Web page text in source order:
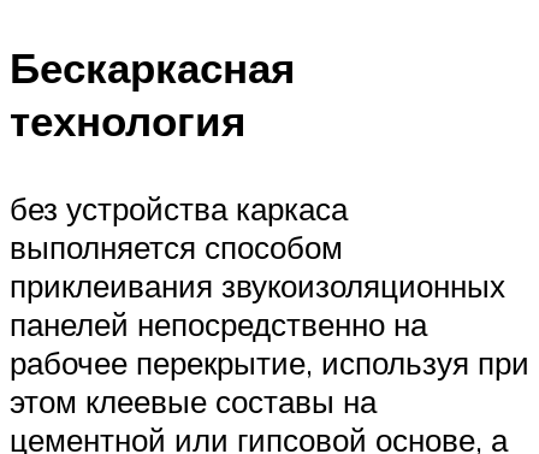
Бескаркасная
технология
без устройства каркаса
выполняется способом
приклеивания звукоизоляционных
панелей непосредственно на
рабочее перекрытие, используя при
этом клеевые составы на
цементной или гипсовой основе, а